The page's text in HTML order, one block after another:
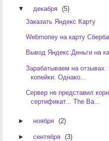
▼
декабря
(5)
Заказать Яндекс Карту
Webmoney на карту
Вывод Яндекс.Деньги на
Зарабатываем на
копейки. Однако...
Сервер не представил
сертификат... The Ba...
► ноября (2)
► сентября (3)